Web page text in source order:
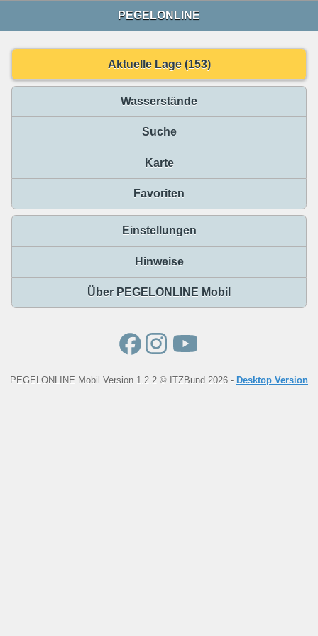
PEGELONLINE
Aktuelle Lage (153)
Wasserstände
Suche
Karte
Favoriten
Einstellungen
Hinweise
Über PEGELONLINE Mobil
PEGELONLINE Mobil Version 1.2.2 © ITZBund 2026 - Desktop Version